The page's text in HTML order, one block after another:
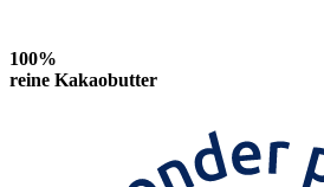
100%
reine Kakaobutter